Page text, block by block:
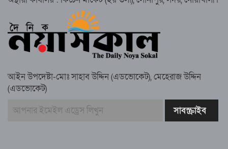
সুবর্ণচরে মায়ের অভিযোগে সাবেক ভাইস
চেয়ারম্যান গ্রেপ্তার
স্মরণ সভায় মিলাদ ও দোয়া
আইন উপদেষ্টা-মোঃ সাহাব উদ্দিন (এডভোকেট), মেহেরাজ উদ্দিন
(এডভোকেট)